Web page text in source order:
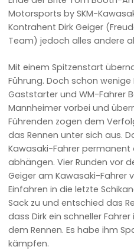
Motorsports by SKM-
Kontrahent Dirk Geiger
Team) jedoch alles andere
Mit einem Spitzenstart
Führung. Doch schon
Gaststarter und WM-Fahrer
Mannheimer vorbei und
Führenden zogen dem
das Rennen unter sich aus.
Kawasaki-Fahrer permanent
abhängen. Vier Runden vor
Geiger am Kawasaki-Fahrer
Einfahren in die letzte
Sack zu und entschied das
dass Dirk ein schneller
dem Rennen. Es habe ihm
kämpfen.